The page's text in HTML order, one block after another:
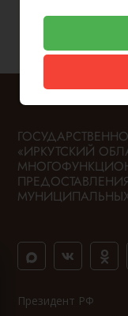
«ИРКУТСКИЙ
Президент РФ